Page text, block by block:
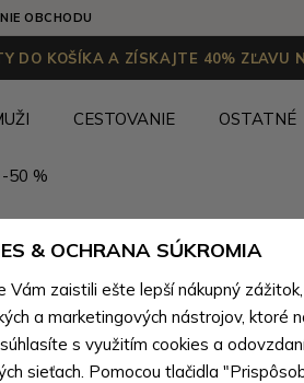
OBCHODU
DO KOŠÍKA A ZÍSKAJTE 40% ZĽAVU
CESTOVANIE OSTATNÉ
50 %
Tovar z prírodnej pravej
Kožené
& OCHRANA SÚKROMIA
Vám zaistili ešte lepší nákupný
a marketingových nástrojov, ktoré
s využitím cookies a
sieťach. Pomocou tlačidla